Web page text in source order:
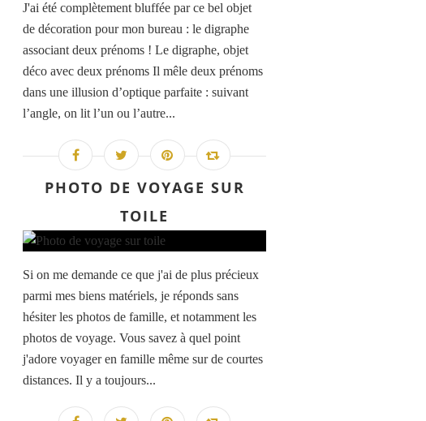
J'ai été complètement bluffée par ce bel objet
de décoration pour mon bureau : le digraphe
associant deux prénoms ! Le digraphe, objet
déco avec deux prénoms Il mêle deux prénoms
dans une illusion d’optique parfaite : suivant
l’angle, on lit l’un ou l’autre...
PHOTO DE VOYAGE SUR
TOILE
Si on me demande ce que j'ai de plus précieux
parmi mes biens matériels, je réponds sans
hésiter les photos de famille, et notamment les
photos de voyage. Vous savez à quel point
j'adore voyager en famille même sur de courtes
distances. Il y a toujours...